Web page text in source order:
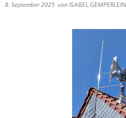
8. September 2025 von ISABEL GEMPERLEIN